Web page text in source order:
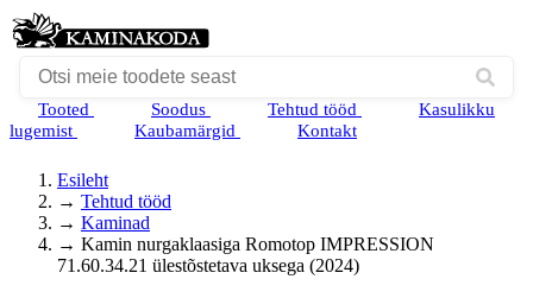
Tooted Soodus Tehtud tööd
Kasulikku
lugemist
Kaubamärgid Kontakt
Esileht
→ Tehtud tööd
→ Kaminad
→ Kamin nurgaklaasiga Romotop IMPRESSION
71.60.34.21 ülestõstetava uksega (2024)